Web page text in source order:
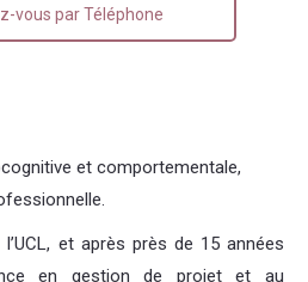
et comportementale,
et après près de 15 années
en gestion de projet et au
vous par Téléphone